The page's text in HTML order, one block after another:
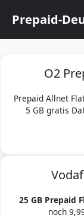
Inhalt
springen
Prepaid-
O2
Prepaid Allnet
5 GB gratis
25 GB Prepaid
noch